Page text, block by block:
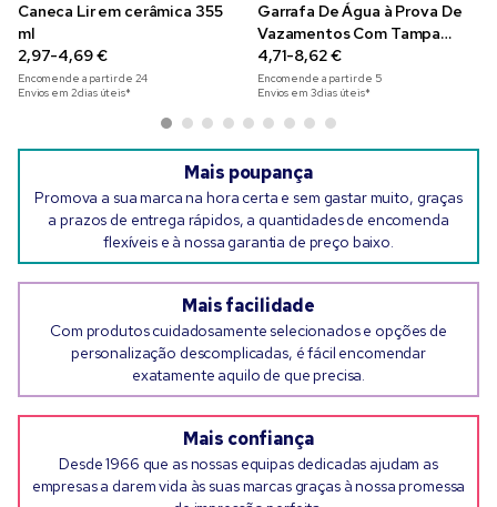
Caneca Lir em cerâmica 355
ml
2,97-4,69 €
Encomende a partir de 24
Envios em 2 dias úteis*
Garrafa De Água à Prova De
Vazamentos Com Tampa
Metálica
4,71-8,62 €
Encomende a partir de 5
Envios em 3 dias úteis*
Mais poupança
Promova a sua marca na hora certa e sem gastar muito, graças
a prazos de entrega rápidos, a quantidades de encomenda
flexíveis e à nossa garantia de preço baixo.
Mais facilidade
Com produtos cuidadosamente selecionados e opções de
personalização descomplicadas, é fácil encomendar
exatamente aquilo de que precisa.
Mais confiança
Desde 1966 que as nossas equipas dedicadas ajudam as
empresas a darem vida às suas marcas graças à nossa promessa